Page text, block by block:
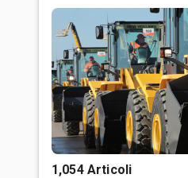
1,054 Articoli